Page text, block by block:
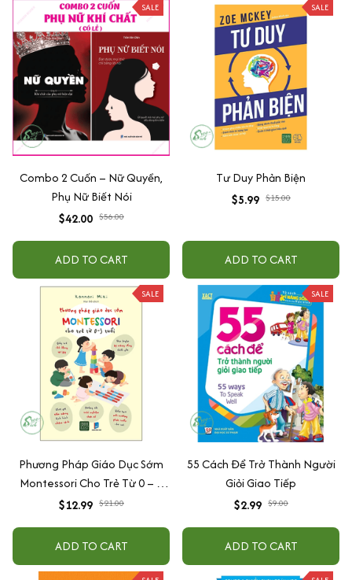
SALE
Combo 2 Cuốn – Nữ Quyền,
Phụ Nữ Biết Nói
$42.00 $56.00
ADD TO CART
SALE
Tư Duy Phản Biện
$5.99 $15.00
ADD TO CART
SALE
Phương Pháp Giáo Dục Sớm
Montessori Cho Trẻ Từ 0 – 3
Tuổi
$12.99 $21.00
ADD TO CART
SALE
55 Cách Để Trở Thành Người
Giỏi Giao Tiếp
$2.99 $9.00
ADD TO CART